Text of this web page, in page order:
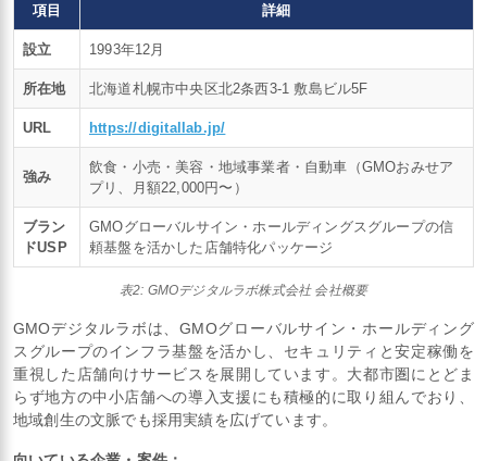
項目 詳細
設立 1993年12月
所在地 北海道札幌市中央区北2条西3-1 敷島ビル5F
URL https://digitallab.jp/
強み
飲食・小売・美容・地域事業者・自動車（GMOおみせア
プリ、月額22,000円〜）
ブラン
ドUSP
GMOグローバルサイン・ホールディングスグループの信
頼基盤を活かした店舗特化パッケージ
表2: GMOデジタルラボ株式会社 会社概要
GMOデジタルラボは、GMOグローバルサイン・ホールディング
スグループのインフラ基盤を活かし、セキュリティと安定稼働を
重視した店舗向けサービスを展開しています。大都市圏にとどま
らず地方の中小店舗への導入支援にも積極的に取り組んでおり、
地域創生の文脈でも採用実績を広げています。